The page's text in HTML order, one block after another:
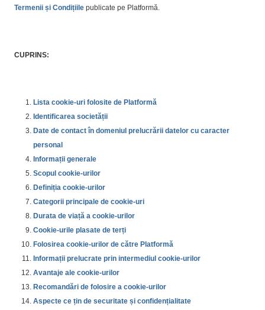
Termenii și Condițiile publicate pe Platformă.
CUPRINS:
Lista cookie-uri folosite de Platformă
Identificarea societății
Date de contact în domeniul prelucrării datelor cu caracter
personal
Informații generale
Scopul cookie-urilor
Definiția cookie-urilor
Categorii principale de cookie-uri
Durata de viață a cookie-urilor
Cookie-urile plasate de terți
Folosirea cookie-urilor de către Platformă
Informații prelucrate prin intermediul cookie-urilor
Avantaje ale cookie-urilor
Recomandări de folosire a cookie-urilor
Aspecte ce țin de securitate și confidențialitate